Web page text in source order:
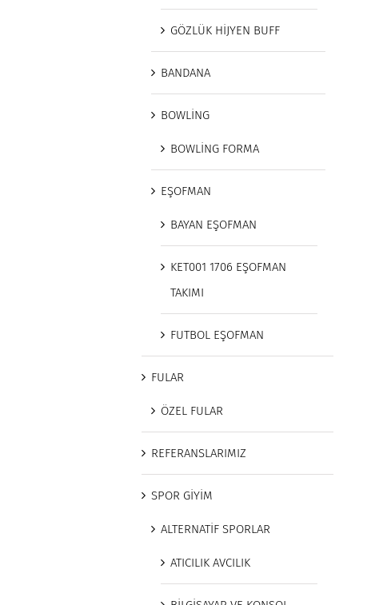
GÖZLÜK HİJYEN BUFF
BANDANA
BOWLİNG
BOWLİNG FORMA
EŞOFMAN
BAYAN EŞOFMAN
KET001 1706 EŞOFMAN
TAKIMI
FUTBOL EŞOFMAN
FULAR
ÖZEL FULAR
REFERANSLARIMIZ
SPOR GİYİM
ALTERNATİF SPORLAR
ATICILIK AVCILIK